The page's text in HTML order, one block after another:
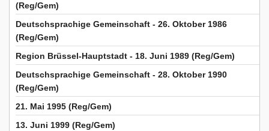
(Reg/Gem)
Deutschsprachige Gemeinschaft - 26. Oktober 1986
(Reg/Gem)
Region Brüssel-Hauptstadt - 18. Juni 1989 (Reg/Gem)
Deutschsprachige Gemeinschaft - 28. Oktober 1990
(Reg/Gem)
21. Mai 1995 (Reg/Gem)
13. Juni 1999 (Reg/Gem)